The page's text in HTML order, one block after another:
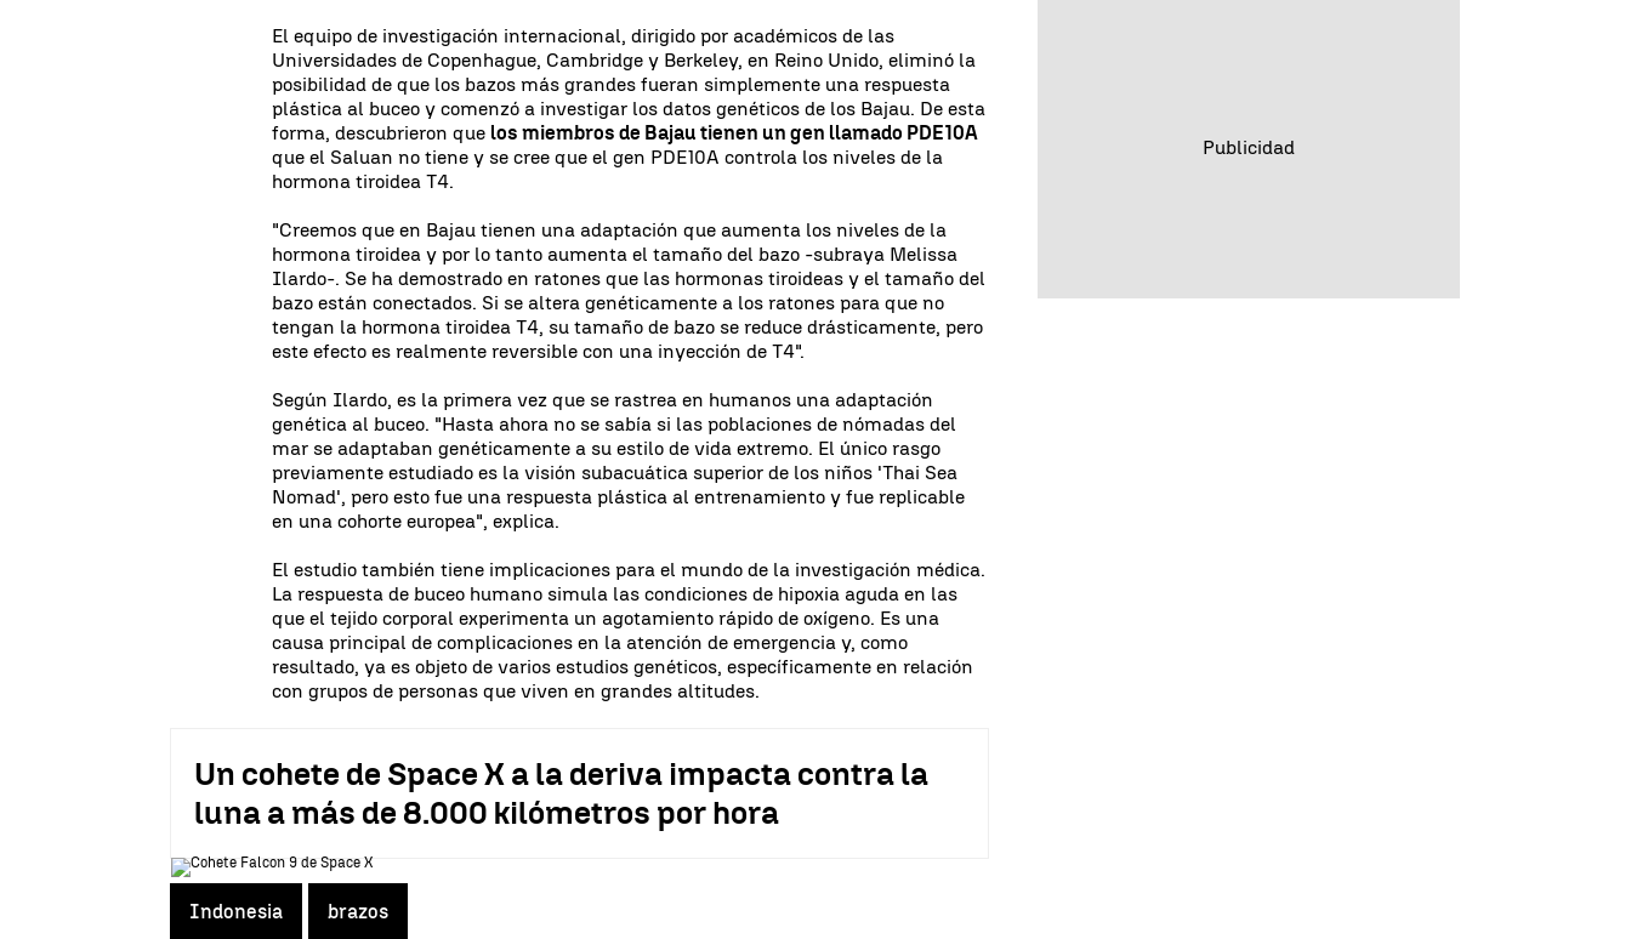
El equipo de investigación internacional, dirigido por académicos de las
Universidades de Copenhague, Cambridge y Berkeley, en Reino Unido, eliminó la
posibilidad de que los bazos más grandes fueran simplemente una respuesta
plástica al buceo y comenzó a investigar los datos genéticos de los Bajau. De esta
forma, descubrieron que los miembros de Bajau tienen un gen llamado PDE10A
que el Saluan no tiene y se cree que el gen PDE10A controla los niveles de la
hormona tiroidea T4.
"Creemos que en Bajau tienen una adaptación que aumenta los niveles de la
hormona tiroidea y por lo tanto aumenta el tamaño del bazo -subraya Melissa
Ilardo-. Se ha demostrado en ratones que las hormonas tiroideas y el tamaño del
bazo están conectados. Si se altera genéticamente a los ratones para que no
tengan la hormona tiroidea T4, su tamaño de bazo se reduce drásticamente, pero
este efecto es realmente reversible con una inyección de T4".
Según Ilardo, es la primera vez que se rastrea en humanos una adaptación
genética al buceo. "Hasta ahora no se sabía si las poblaciones de nómadas del
mar se adaptaban genéticamente a su estilo de vida extremo. El único rasgo
previamente estudiado es la visión subacuática superior de los niños 'Thai Sea
Nomad', pero esto fue una respuesta plástica al entrenamiento y fue replicable
en una cohorte europea", explica.
El estudio también tiene implicaciones para el mundo de la investigación médica.
La respuesta de buceo humano simula las condiciones de hipoxia aguda en las
que el tejido corporal experimenta un agotamiento rápido de oxígeno. Es una
causa principal de complicaciones en la atención de emergencia y, como
resultado, ya es objeto de varios estudios genéticos, específicamente en relación
con grupos de personas que viven en grandes altitudes.
Un cohete de Space X a la deriva impacta contra la
luna a más de 8.000 kilómetros por hora
Indonesia brazos